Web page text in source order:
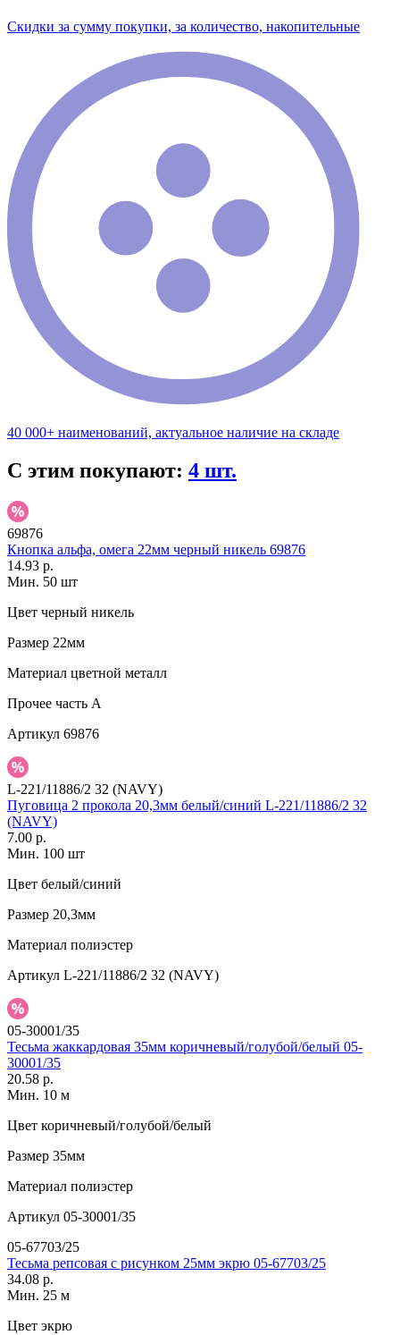
Скидки за сумму покупки, за количество, накопительные
40 000+ наименований, актуальное наличие на складе
С этим покупают: 4 шт.
69876
Кнопка альфа, омега 22мм черный никель 69876
14.93 р.
Мин. 50 шт
Цвет черный никель
Размер 22мм
Материал цветной металл
Прочее часть A
Артикул 69876
L-221/11886/2 32 (NAVY)
Пуговица 2 прокола 20,3мм белый/синий L-221/11886/2 32
(NAVY)
7.00 р.
Мин. 100 шт
Цвет белый/синий
Размер 20,3мм
Материал полиэстер
Артикул L-221/11886/2 32 (NAVY)
05-30001/35
Тесьма жаккардовая 35мм коричневый/голубой/белый 05-
30001/35
20.58 р.
Мин. 10 м
Цвет коричневый/голубой/белый
Размер 35мм
Материал полиэстер
Артикул 05-30001/35
05-67703/25
Тесьма репсовая с рисунком 25мм экрю 05-67703/25
34.08 р.
Мин. 25 м
Цвет экрю